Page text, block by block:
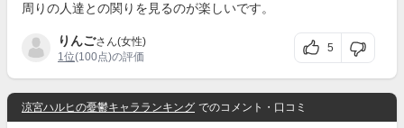
周りの人達との関りを見るのが楽しいです。
りんごさん(女性)
1位(100点)の評価
5
涼宮ハルヒの憂鬱キャラランキング でのコメント・口コミ